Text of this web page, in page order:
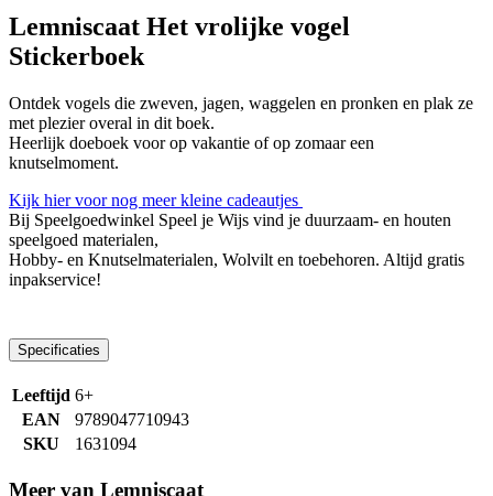
Lemniscaat Het vrolijke vogel
Stickerboek
Ontdek vogels die zweven, jagen, waggelen en pronken en plak ze
met plezier overal in dit boek.
Heerlijk doeboek voor op vakantie of op zomaar een
knutselmoment.
Kijk hier voor nog meer kleine cadeautjes
Bij Speelgoedwinkel Speel je Wijs vind je duurzaam- en houten
speelgoed materialen,
Hobby- en Knutselmaterialen, Wolvilt en toebehoren. Altijd gratis
inpakservice!
Specificaties
Leeftijd 6+
EAN
9789047710943
SKU
1631094
Meer van Lemniscaat